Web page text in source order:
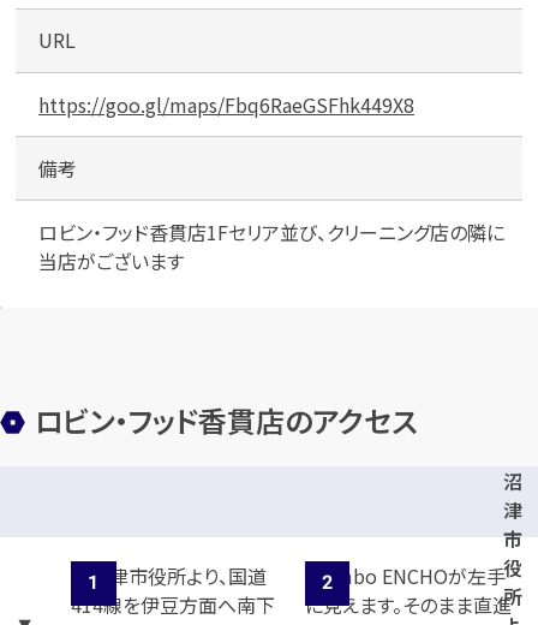
URL
https://goo.gl/maps/Fbq6RaeGSFhk449X8
備考
ロビン・フッド香貫店1Fセリア並び、クリーニング店の隣に
当店がございます
ロビン・フッド香貫店のアクセス
沼
津
市
役
所